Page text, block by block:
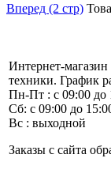
Вперед (2 стр)
Интернет-
техники. График
Пн-Пт : с 09:00 до
Сб: с 09:00 до
Вс : выходной
Заказы с сайта